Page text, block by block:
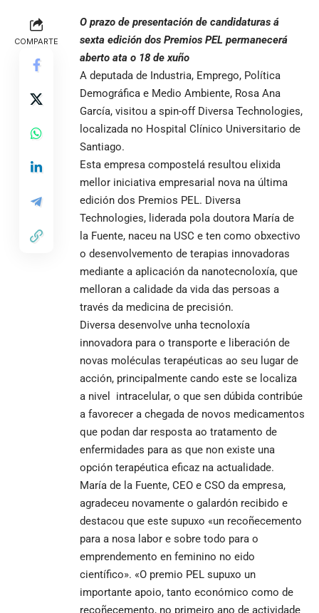
COMPARTE
O prazo de presentación de candidaturas á
sexta edición dos Premios PEL permanecerá
aberto ata o 18 de xuño
A deputada de Industria, Emprego, Política
Demográfica e Medio Ambiente, Rosa Ana
García, visitou a spin-off Diversa Technologies,
localizada no Hospital Clínico Universitario de
Santiago.
Esta empresa compostelá resultou elixida
mellor iniciativa empresarial nova na última
edición dos Premios PEL. Diversa
Technologies, liderada pola doutora María de
la Fuente, naceu na USC e ten como obxectivo
o desenvolvemento de terapias innovadoras
mediante a aplicación da nanotecnoloxía, que
melloran a calidade da vida das persoas a
través da medicina de precisión.
Diversa desenvolve unha tecnoloxía
innovadora para o transporte e liberación de
novas moléculas terapéuticas ao seu lugar de
acción, principalmente cando este se localiza
a nivel intracelular, o que sen dúbida contribúe
a favorecer a chegada de novos medicamentos
que podan dar resposta ao tratamento de
enfermidades para as que non existe una
opción terapéutica eficaz na actualidade.
María de la Fuente, CEO e CSO da empresa,
agradeceu novamente o galardón recibido e
destacou que este supuxo «un recoñecemento
para a nosa labor e sobre todo para o
emprendemento en feminino no eido
científico». «O premio PEL supuxo un
importante apoio, tanto económico como de
recoñecemento, no primeiro ano de actividade